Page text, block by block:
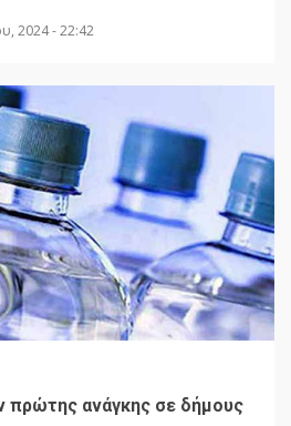
2024 - 22:42
πρώτης ανάγκης σε δήμους